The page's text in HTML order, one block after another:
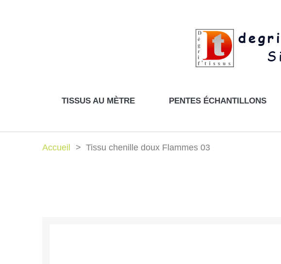
TISSUS AU MÈTRE PENTES ÉCHANTILLONS
Accueil Tissu chenille doux Flammes 03